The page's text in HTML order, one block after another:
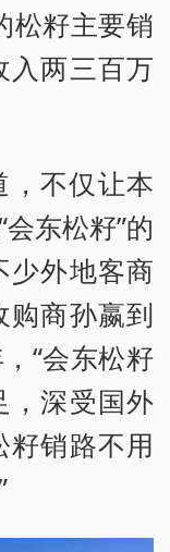
松籽主要销
入两三百万
不仅让本
东松籽”的
少外地客商
购商孙嬴到
“会东松籽
，深受国外
销路不用